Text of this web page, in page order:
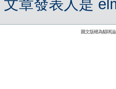
文章發表人是
圖文版權為貓咪